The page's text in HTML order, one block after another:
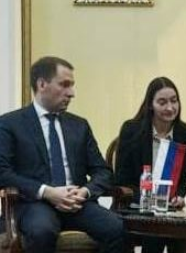
контейнерных
Авг 7, 2026